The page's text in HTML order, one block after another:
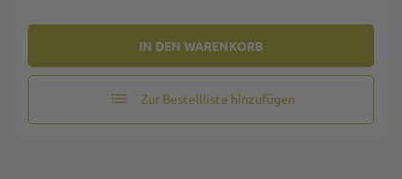
IN DEN WARENKORB
Zur Bestellliste hinzufügen